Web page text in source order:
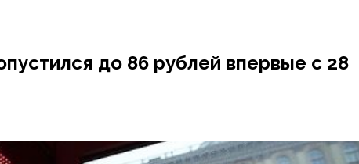
до 86 рублей впервые с 28